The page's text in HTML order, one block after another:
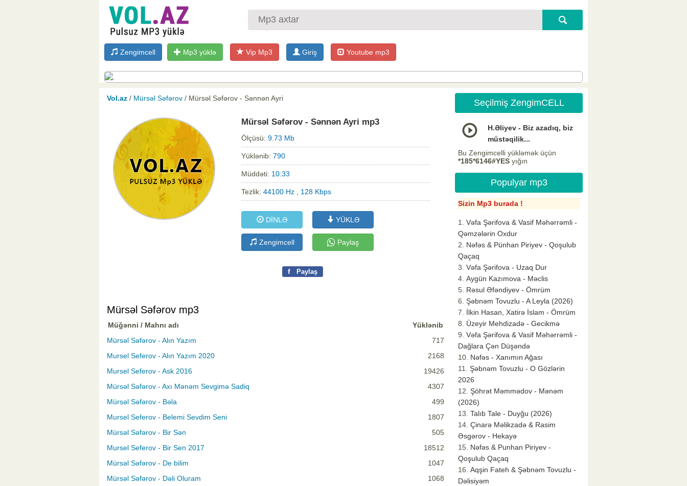
Zengimcell Mp3 yüklə Vip Mp3 Giriş Youtube mp3
Vol.az / Mürsəl Səfərov / Mürsəl Səfərov - Sənnən Ayri
Mürsəl Səfərov - Sənnən Ayri mp3
Ölçüsü: 9.73 Mb
Yüklənib: 790
Müddəti: 10:33
Tezlik: 44100 Hz , 128 Kbps
DİNLƏ YÜKLƏ
Zengimcell Paylaş
f Paylaş
Mürsəl Səfərov mp3
Müğənni / Mahnı adı
Yüklənib
Mürsəl Səfərov - Alın Yazım
717
Mursel Seferov - Alın Yazım 2020
2168
Mursel Seferov - Ask 2016
19426
Mürsəl Səfərov - Axı Mənəm Sevgimə Sadiq
4307
Mürsəl Səfərov - Bəla
499
Mursel Seferov - Belemi Sevdim Seni
1807
Mürsəl Səfərov - Bir Sən
505
Mursel Seferov - Bir Sen 2017
18512
Mürsəl Səfərov - De bilim
1047
Mürsəl Səfərov - Dəli Oluram
1068
Seçilmiş ZengimCELL
H.Əliyev - Biz azadıq, biz
müstəqilik...
Bu Zengimcelli yükləmək üçün
*185*6146#YES yığın
Populyar mp3
Sizin Mp3 burada !
Vəfa Şərifova & Vasif Məhərrəmli -
Qəmzələrin Oxdur
Nəfəs & Pünhan Piriyev - Qoşulub
Qaçaq
Vəfa Şərifova - Uzaq Dur
Aygün Kazımova - Məclis
Rəsul Əfəndiyev - Ömrüm
Şəbnəm Tovuzlu - A Leyla (2026)
İlkin Hasan, Xatirə İslam - Ömrüm
Üzeyir Mehdizadə - Gecikmə
Vəfa Şərifova & Vasif Məhərrəmli -
Dağlara Çən Düşəndə
Nəfəs - Xanımın Ağası
Şəbnəm Tovuzlu - O Gözlərin
2026
Şöhrət Məmmədov - Mənəm
(2026)
Talıb Tale - Duyğu (2026)
Çinarə Məlikzadə & Rasim
Əsgərov - Hekayə
Nəfəs & Punhan Piriyev -
Qoşulub Qaçaq
Aqşin Fateh & Şəbnəm Tovuzlu -
Dəlisiyəm